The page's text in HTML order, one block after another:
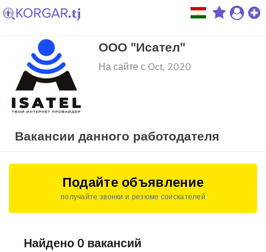
ООО "Исател"
На сайте с Oct, 2020
Вакансии данного работодателя
Подайте объявление
получайте звонки и резюме соискателей
Найдено 0 вакансий